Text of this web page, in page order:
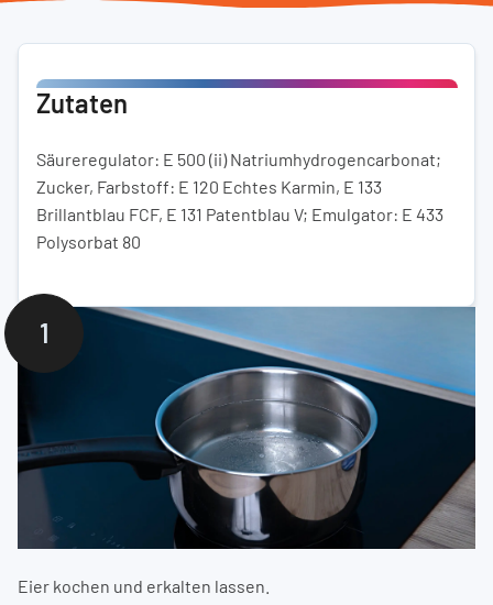
Zutaten
Säureregulator: E 500 (ii) Natriumhydrogencarbonat;
Zucker, Farbstoff: E 120 Echtes Karmin, E 133
Brillantblau FCF, E 131 Patentblau V; Emulgator: E 433
Polysorbat 80
1
Eier kochen und erkalten lassen.